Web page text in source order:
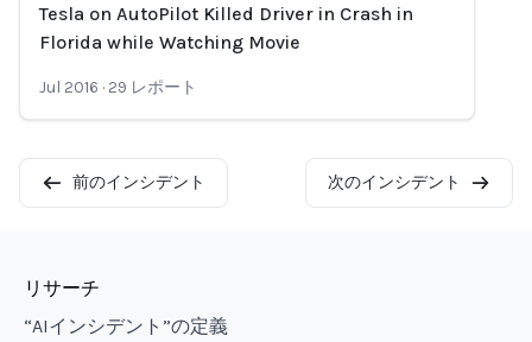
Loading...
Tesla on AutoPilot Killed Driver in Crash in
Florida while Watching Movie
Jul 2016 · 29 レポート
前のインシデント 次のインシデント
リサーチ
“AIインシデント”の定義